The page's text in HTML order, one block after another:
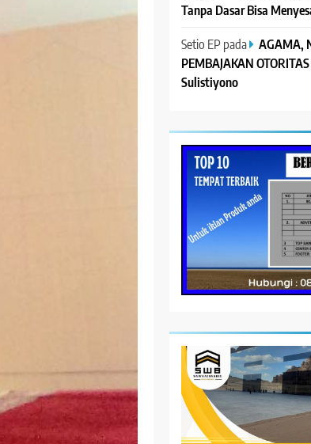
Tanpa Dasar Bisa
Setio EP pada AGAMA,
PEMBAJAKAN
Sulistiyono